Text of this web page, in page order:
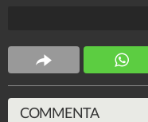
COMMENTA